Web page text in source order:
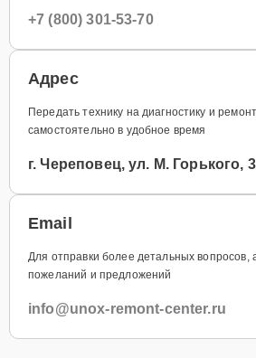
+7 (800) 301-53-70
Адрес
Передать технику на диагностику и
самостоятельно в удобное время
г. Череповец, ул. М. Горького,
Email
Для отправки более детальных вопросов,
пожеланий и предложений
info@unox-remont-center.ru